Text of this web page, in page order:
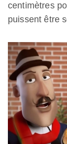
centimètres
puissent être